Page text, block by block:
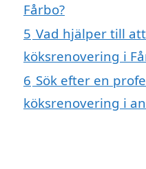
Fårbo?
5 Vad hjälper till
köksrenovering i
6 Sök efter en
köksrenovering i